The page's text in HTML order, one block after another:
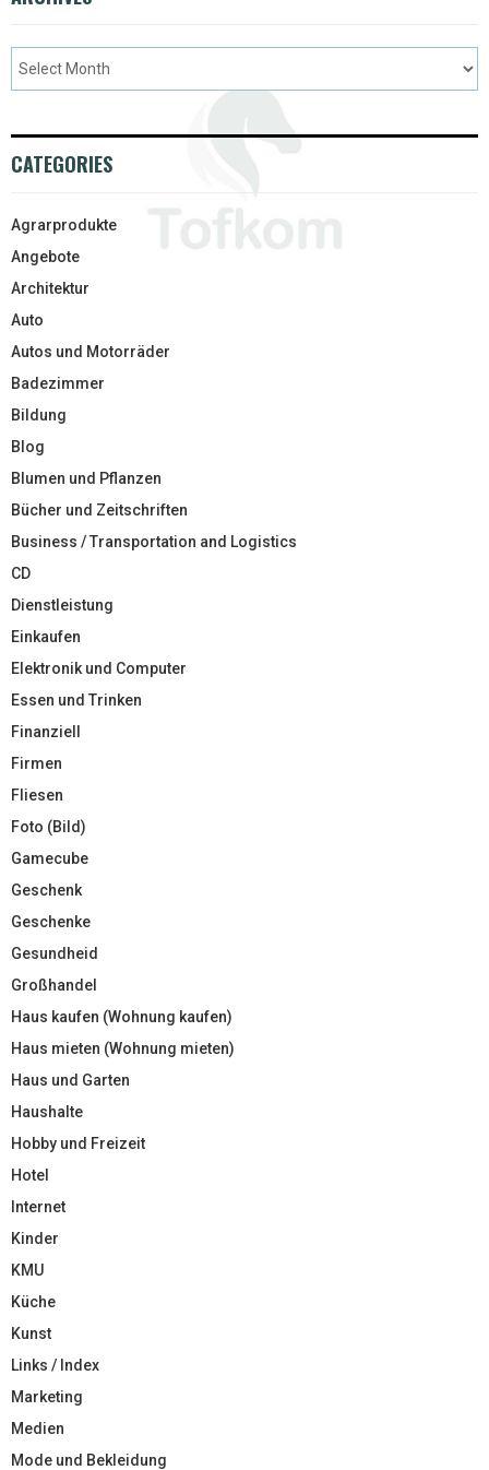
CATEGORIES
Agrarprodukte
Angebote
Architektur
Auto
Autos und Motorräder
Badezimmer
Bildung
Blog
Blumen und Pflanzen
Bücher und Zeitschriften
Business / Transportation and Logistics
CD
Dienstleistung
Einkaufen
Elektronik und Computer
Essen und Trinken
Finanziell
Firmen
Fliesen
Foto (Bild)
Gamecube
Geschenk
Geschenke
Gesundheid
Großhandel
Haus kaufen (Wohnung kaufen)
Haus mieten (Wohnung mieten)
Haus und Garten
Haushalte
Hobby und Freizeit
Hotel
Internet
Kinder
KMU
Küche
Kunst
Links / Index
Marketing
Medien
Mode und Bekleidung